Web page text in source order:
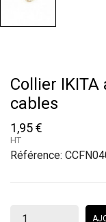
Collier
cables
1,95 €
HT
Référence: